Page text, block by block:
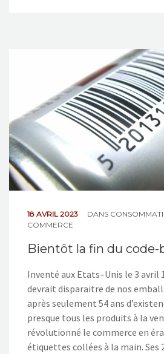
18 AVRIL 2023 DANS
COMMERCE
Bientôt la fin du code-
Inventé aux Etats–Unis le 3 avril
devrait disparaitre de nos
après seulement 54 ans
presque tous les produits à la
révolutionné le commerce en
étiquettes collées à la main. Ses